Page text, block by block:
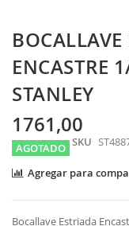
Skip
to
the
beginning
of
the
images
gallery
ENCASTRE
STANLEY
1761,00
AGOTADO SKU
Agregar para
Bocallave Estriada